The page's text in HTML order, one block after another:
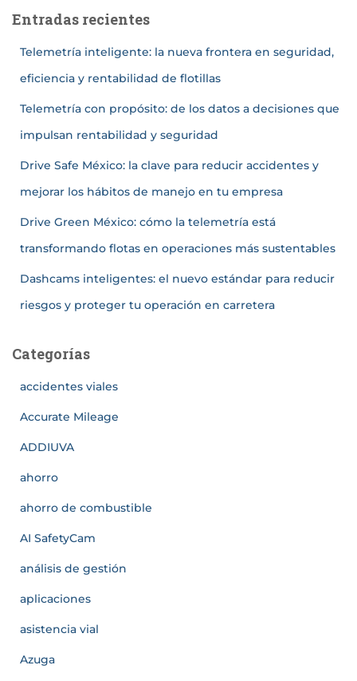
Entradas recientes
Telemetría inteligente: la nueva frontera en seguridad,
eficiencia y rentabilidad de flotillas
Telemetría con propósito: de los datos a decisiones que
impulsan rentabilidad y seguridad
Drive Safe México: la clave para reducir accidentes y
mejorar los hábitos de manejo en tu empresa
Drive Green México: cómo la telemetría está
transformando flotas en operaciones más sustentables
Dashcams inteligentes: el nuevo estándar para reducir
riesgos y proteger tu operación en carretera
Categorías
accidentes viales
Accurate Mileage
ADDIUVA
ahorro
ahorro de combustible
AI SafetyCam
análisis de gestión
aplicaciones
asistencia vial
Azuga